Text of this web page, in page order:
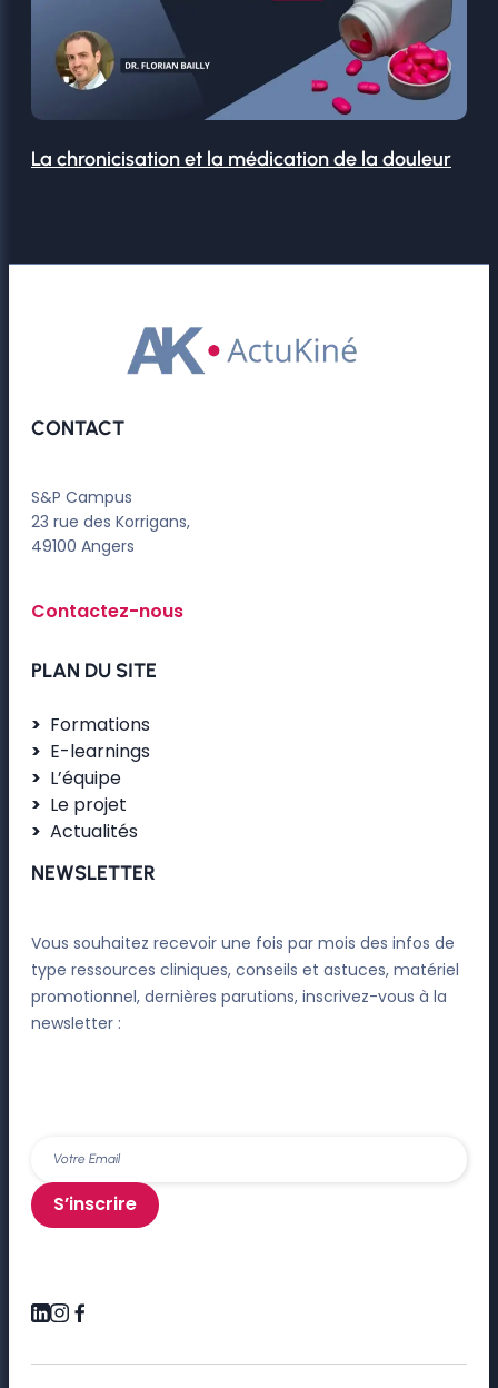
La chronicisation et la médication de la douleur
CONTACT
S&P Campus
23 rue des Korrigans,
49100 Angers
Contactez-nous
PLAN DU SITE
Formations
E-learnings
L’équipe
Le projet
Actualités
NEWSLETTER
Vous souhaitez recevoir une fois par mois des infos de
type ressources cliniques, conseils et astuces, matériel
promotionnel, dernières parutions, inscrivez-vous à la
newsletter :
S’inscrire